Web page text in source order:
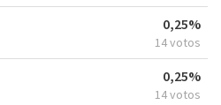
0,25%
14 votos
0,25%
14 votos